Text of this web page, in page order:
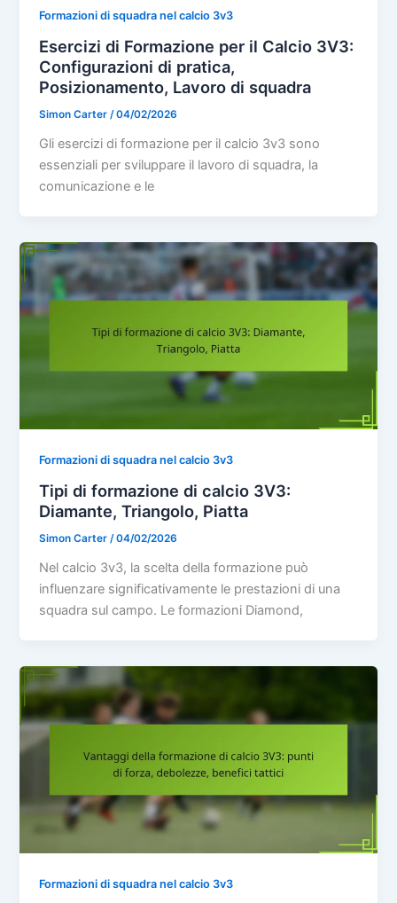
Formazioni di squadra nel calcio 3v3
Esercizi di Formazione per il Calcio 3V3:
Configurazioni di pratica,
Posizionamento, Lavoro di squadra
Simon Carter/04/02/2026
Gli esercizi di formazione per il calcio 3v3 sono
essenziali per sviluppare il lavoro di squadra, la
comunicazione e le
Formazioni di squadra nel calcio 3v3
Tipi di formazione di calcio 3V3:
Diamante, Triangolo, Piatta
Simon Carter/04/02/2026
Nel calcio 3v3, la scelta della formazione può
influenzare significativamente le prestazioni di una
squadra sul campo. Le formazioni Diamond,
Formazioni di squadra nel calcio 3v3